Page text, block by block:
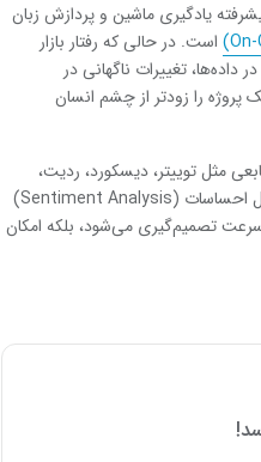
یادگیری ماشین و پردازش زبان
است. در حالی که رفتار بازار
تغییرات ناگهانی در
را زودتر از چشم انسان
مثل توییتر، دیسکورد، ردیت،
جمع‌آوری کرده و بر اساس مدل‌های آماری و تحلیل احساسات (Sentiment Analysis)
سرعت تصمیم‌گیری می‌شود، بلکه امکان